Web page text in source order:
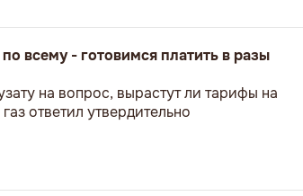
всему - готовимся платить в разы
на вопрос, вырастут ли тарифы на
ответил утвердительно